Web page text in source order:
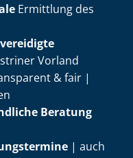
Ermittlung des
Vorland
& fair |
Beratung
| auch